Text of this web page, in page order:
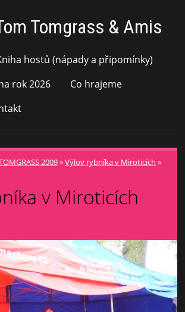
Tomgrass & Amis
hostů (nápady a připomínky)
rok 2026
Co hrajeme
2009»Výlov rybníka v Miroticích »
v Miroticích